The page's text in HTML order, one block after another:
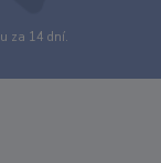
za 14 dní.